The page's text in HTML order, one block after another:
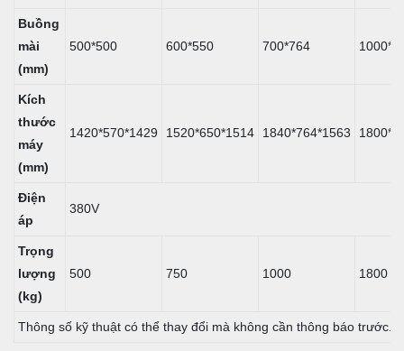
Buồng
mài
(mm)
500*500 600*550 700*764
Kích
thước
máy
(mm)
1420*570*1429 1520*650*1514 1840*764*1563
Điện
áp
380V
Trọng
lượng
(kg)
500 750 1000 1800
Thông số kỹ thuật có thể thay đổi mà không cần thông báo trước.